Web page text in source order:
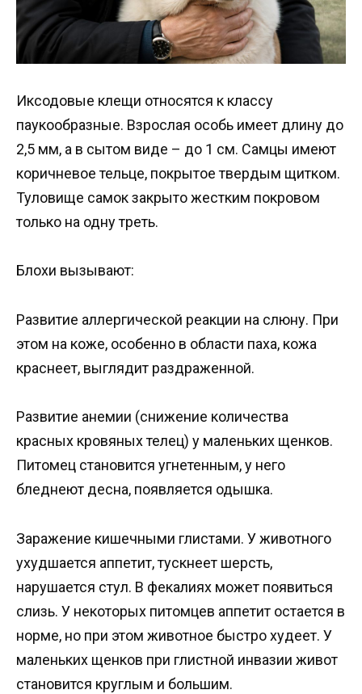
Иксодовые клещи относятся к классу
паукообразные. Взрослая особь имеет длину до
2,5 мм, а в сытом виде – до 1 см. Самцы имеют
коричневое тельце, покрытое твердым щитком.
Туловище самок закрыто жестким покровом
только на одну треть.
Блохи вызывают:
Развитие аллергической реакции на слюну. При
этом на коже, особенно в области паха, кожа
краснеет, выглядит раздраженной.
Развитие анемии (снижение количества
красных кровяных телец) у маленьких щенков.
Питомец становится угнетенным, у него
бледнеют десна, появляется одышка.
Заражение кишечными глистами. У животного
ухудшается аппетит, тускнеет шерсть,
нарушается стул. В фекалиях может появиться
слизь. У некоторых питомцев аппетит остается в
норме, но при этом животное быстро худеет. У
маленьких щенков при глистной инвазии живот
становится круглым и большим.